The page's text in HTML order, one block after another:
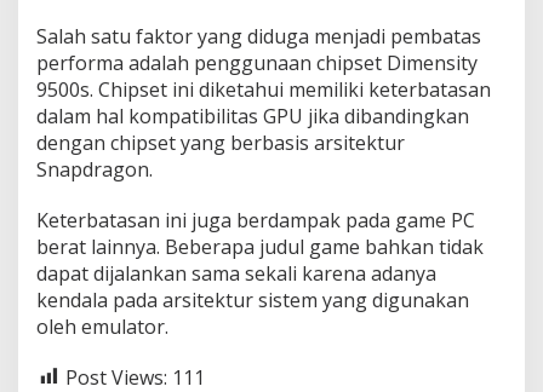
Salah satu faktor yang diduga menjadi pembatas
performa adalah penggunaan chipset Dimensity
9500s. Chipset ini diketahui memiliki keterbatasan
dalam hal kompatibilitas GPU jika dibandingkan
dengan chipset yang berbasis arsitektur
Snapdragon.
Keterbatasan ini juga berdampak pada game PC
berat lainnya. Beberapa judul game bahkan tidak
dapat dijalankan sama sekali karena adanya
kendala pada arsitektur sistem yang digunakan
oleh emulator.
Post Views: 111